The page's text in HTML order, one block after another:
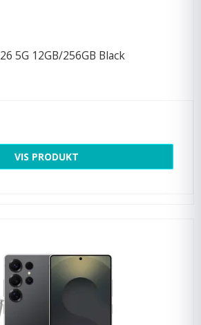
5G 12GB/256GB Black
VIS PRODUKT